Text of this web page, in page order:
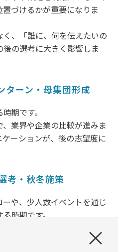
×
づけるかが重要になりま
く、「誰に、何を伝えたいの
の選考に大きく影響しま
ターン・母集団形成
期です。
業界や企業の比較が進みま
ーションが、後の志望度に
考・秋冬施策
や、少人数イベントを通じ
時期です。
本命候補として意識されて
ます。